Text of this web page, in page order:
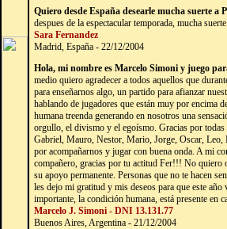
Quiero desde España desearle mucha suerte a
despues de la espectacular temporada, mucha
Sara Fernandez
Madrid, España - 22/12/2004
Hola, mi nombre es Marcelo Simoni y juego
medio quiero agradecer a todos aquellos que
para enseñarnos algo, un partido para afianzar
hablando de jugadores que están muy por encima
humana treenda generando en nosotros una
orgullo, el divismo y el egoísmo. Gracias por todas
Gabriel, Mauro, Nestor, Mario, Jorge, Oscar, Leo,
por acompañarnos y jugar con buena onda. A mi
compañero, gracias por tu actitud Fer!!! No quiero
su apoyo permanente. Personas que no te hacen
les dejo mi gratitud y mis deseos para que este
importante, la condición humana, está presente en
Marcelo J. Simoni - DNI 13.131.77
Buenos Aires, Argentina - 21/12/2004